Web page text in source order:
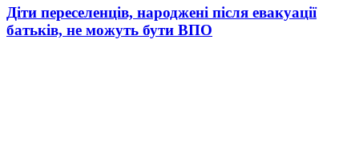
Діти переселенців, народжені після евакуації
батьків, не можуть бути ВПО